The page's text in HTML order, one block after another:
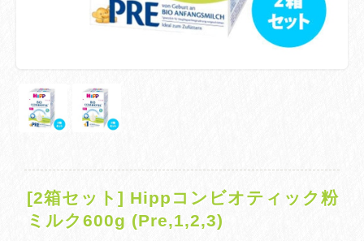
[2箱セット] Hippコンビオティック粉
ミルク600g (Pre,1,2,3)